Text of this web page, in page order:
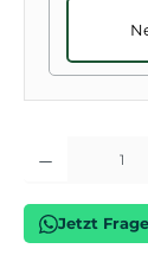
Produkt Anzahl:
Jetzt